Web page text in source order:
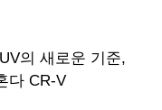
의 새로운 기준,
다 CR-V